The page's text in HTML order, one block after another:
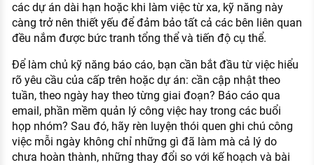
các dự án dài hạn hoặc khi làm việc từ xa, kỹ năng này
càng trở nên thiết yếu để đảm bảo tất cả các bên liên quan
đều nắm được bức tranh tổng thể và tiến độ cụ thể.
Để làm chủ kỹ năng báo cáo, bạn cần bắt đầu từ việc hiểu
rõ yêu cầu của cấp trên hoặc dự án: cần cập nhật theo
tuần, theo ngày hay theo từng giai đoạn? Báo cáo qua
email, phần mềm quản lý công việc hay trong các buổi
họp nhóm? Sau đó, hãy rèn luyện thói quen ghi chú công
việc mỗi ngày không chỉ những gì đã làm mà cả lý do
chưa hoàn thành, những thay đổi so với kế hoạch và bài